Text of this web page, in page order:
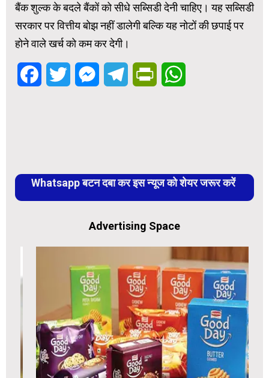
बैंक शुल्क के बदले बैंकों को सीधे सब्सिडी देनी चाहिए। यह सब्सिडी
सरकार पर वित्तीय बोझ नहीं डालेगी बल्कि यह नोटों की छपाई पर
होने वाले खर्च को कम कर देगी।
FacebookTwitter MessengerTelegramPrintFriendly
Whatsapp बटन दबा कर इस न्यूज को शेयर जरूर करें
Advertising Space